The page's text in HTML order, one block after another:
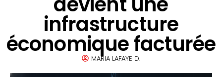
infrastructure
économique facturée
MARIA LAFAYE D.